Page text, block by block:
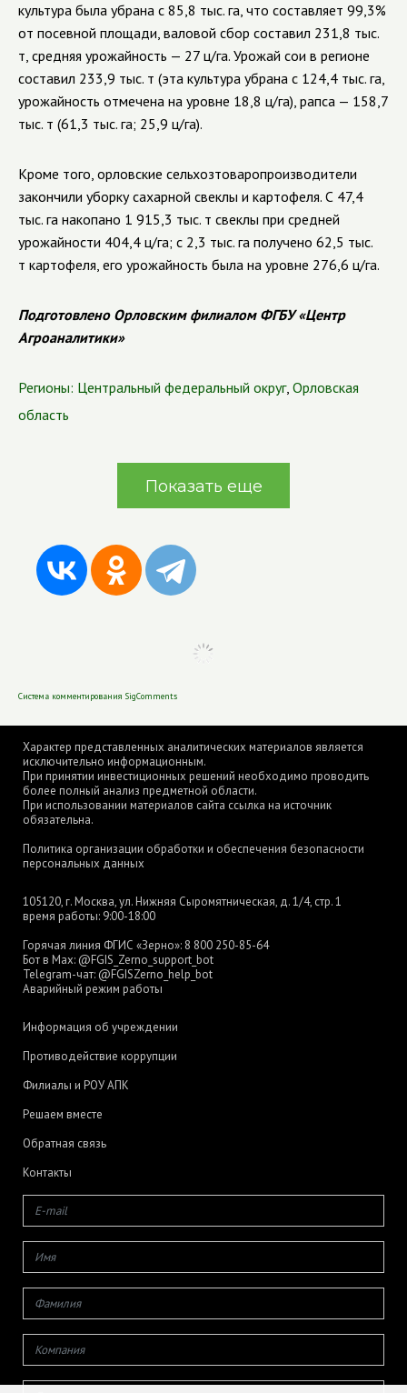
культура была убрана с 85,8 тыс. га, что составляет 99,3%
от посевной площади, валовой сбор составил 231,8 тыс.
т, средняя урожайность — 27 ц/га. Урожай сои в регионе
составил 233,9 тыс. т (эта культура убрана с 124,4 тыс. га,
урожайность отмечена на уровне 18,8 ц/га), рапса — 158,7
тыс. т (61,3 тыс. га; 25,9 ц/га).
Кроме того, орловские сельхозтоваропроизводители
закончили уборку сахарной свеклы и картофеля. С 47,4
тыс. га накопано 1 915,3 тыс. т свеклы при средней
урожайности 404,4 ц/га; с 2,3 тыс. га получено 62,5 тыс.
т картофеля, его урожайность была на уровне 276,6 ц/га.
Подготовлено Орловским филиалом ФГБУ «Центр
Агроаналитики»
Регионы: Центральный федеральный округ, Орловская
область
Показать еще
Система комментирования SigComments
Характер представленных аналитических материалов является
исключительно информационным.
При принятии инвестиционных решений необходимо проводить
более полный анализ предметной области.
При использовании материалов сайта ссылка на источник
обязательна.
Политика организации обработки и обеспечения безопасности
персональных данных
105120, г. Москва, ул. Нижняя Сыромятническая, д. 1/4, стр. 1
время работы: 9:00-18:00
Горячая линия ФГИС «Зерно»: 8 800 250-85-64
Бот в Max: @FGIS_Zerno_support_bot
Telegram-чат: @FGISZerno_help_bot
Аварийный режим работы
Информация об учреждении
Противодействие коррупции
Филиалы и РОУ АПК
Решаем вместе
Обратная связь
Контакты